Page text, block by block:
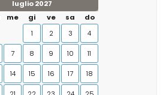
luglio 2027
me gi ve sa
do
1
2 3 4
7 8 9 10 11
14 15 16 17 18